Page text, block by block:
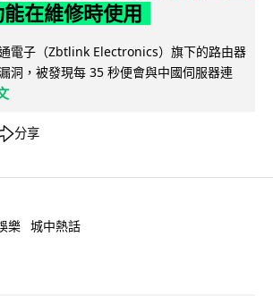
在維修時使用
電子（Zbtlink Electronics）旗下的路由器
洞，被發現每 35 秒便會與中國伺服器連
分享
樂 城中熱話